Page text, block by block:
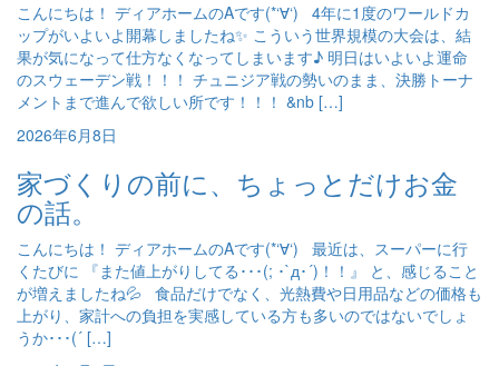
こんにちは！ ディアホームのAです(*‘∀‘) 4年に1度のワールドカ
ップがいよいよ開幕しましたね✨ こういう世界規模の大会は、結
果が気になって仕方なくなってしまいます♪ 明日はいよいよ運命
のスウェーデン戦！！！ チュニジア戦の勢いのまま、決勝トーナ
メントまで進んで欲しい所です！！！ &nb […]
2026年6月8日
家づくりの前に、ちょっとだけお金
の話。
こんにちは！ ディアホームのAです(*‘∀‘) 最近は、スーパーに行
くたびに 『また値上がりしてる･･･(; ･`д･´)！！』 と、感じること
が増えましたね💦 食品だけでなく、光熱費や日用品などの価格も
上がり、家計への負担を実感している方も多いのではないでしょ
うか･･･(´ […]